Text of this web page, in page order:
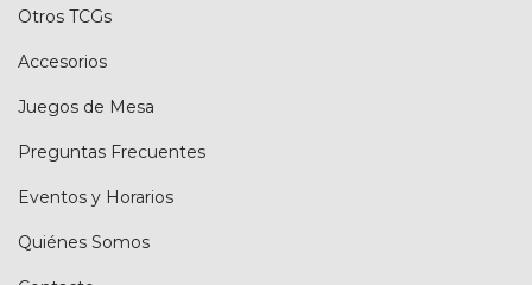
Otros TCGs
Accesorios
Juegos de Mesa
Preguntas Frecuentes
Eventos y Horarios
Quiénes Somos